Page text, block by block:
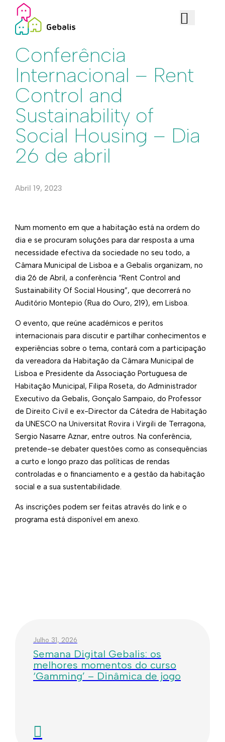
Institucional
Conferência
Internacional – Rent
Control and
Sustainability of
Social Housing – Dia
26 de abril
Abril 19, 2023
Num momento em que a habitação está na ordem do
dia e se procuram soluções para dar resposta a uma
necessidade efectiva da sociedade no seu todo, a
Câmara Municipal de Lisboa e a Gebalis organizam, no
dia 26 de Abril, a conferência “Rent Control and
Sustainability Of Social Housing”, que decorrerá no
Auditório Montepio (Rua do Ouro, 219), em Lisboa.
O evento, que reúne académicos e peritos
internacionais para discutir e partilhar conhecimentos e
experiências sobre o tema, contará com a participação
da vereadora da Habitação da Câmara Municipal de
Lisboa e Presidente da Associação Portuguesa de
Habitação Municipal, Filipa Roseta, do Administrador
Executivo da Gebalis, Gonçalo Sampaio, do Professor
de Direito Civil e ex-Director da Cátedra de Habitação
da UNESCO na Universitat Rovira i Virgili de Terragona,
Sergio Nasarre Aznar, entre outros. Na conferência,
pretende-se debater questões como as consequências
a curto e longo prazo das políticas de rendas
controladas e o financiamento e a gestão da habitação
social e a sua sustentabilidade.
As inscrições podem ser feitas através do link​​ e o
programa está disponível em anexo.
Julho 31, 2026
Semana Digital Gebalis: os
melhores momentos do curso
‘Gamming’ – Dinâmica de jogo